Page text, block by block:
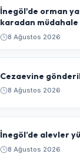
İnegöl'de orman
karadan
8 Ağustos 2026
Cezaevine
8 Ağustos 2026
İnegöl’de alevler
8 Ağustos 2026